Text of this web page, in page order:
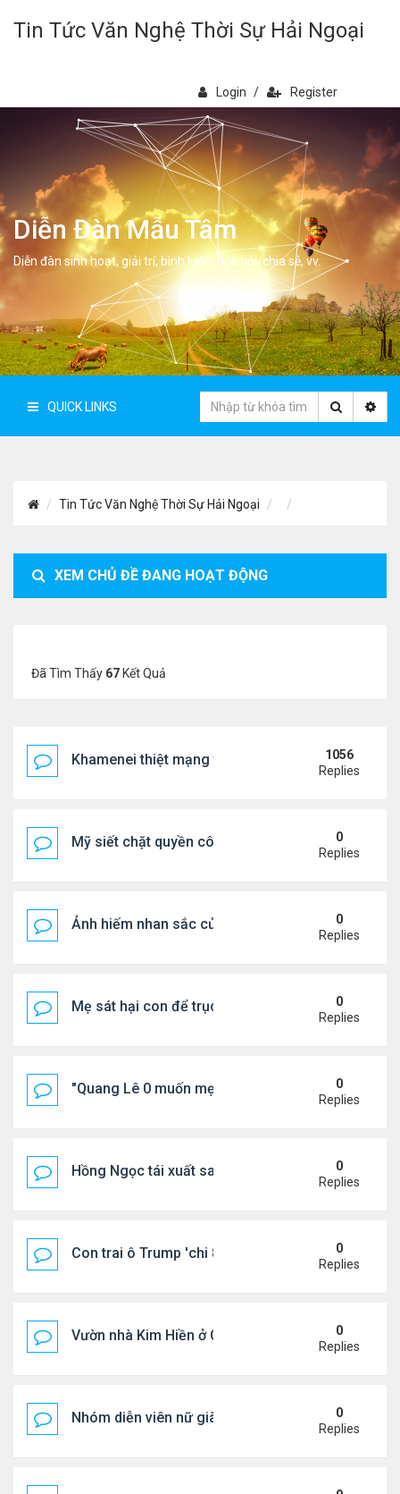
Tin Tức Văn Nghệ Thời Sự Hải Ngoại
Login / Register
Diễn Đàn Mẫu Tâm
Diễn đàn sinh hoạt, giải trí, bình luân, học hỏi, chia sẻ, vv.
QUICK LINKS
Tin Tức Văn Nghệ Thời Sự Hải Ngoại
XEM CHỦ ĐỀ ĐANG HOẠT ĐỘNG
Đã Tìm Thấy 67 Kết Quả
Khamenei thiệt mạng trong cuộc tấn công phối
1056
Replies
Mỹ siết chặt quyền công dân theo nơi sinh, mở
0
Replies
Ảnh hiếm nhan sắc của Thẩm Thuý Hằng0
Replies
Mẹ sát hại con để trục lợi bảo hiểm
0
Replies
"Quang Lê 0 muốn mẹ thua kém người khác"
0
Replies
Hồng Ngọc tái xuất sau nhiều năm ở ẩn
0
Replies
Con trai ô Trump 'chi 8.5 triệu để xóa ràng buộc
0
Replies
Vườn nhà Kim Hiền ở California
0
Replies
Nhóm diễn viên nữ giàu nhất thế giới
0
Replies